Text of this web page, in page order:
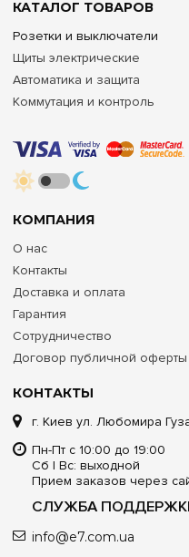
КОНТАКТЫ
г. Киев ул. Любомира
Пн-Пт с 10:00 до 19:00
Сб | Вс: выходной
Прием заказов через
СЛУЖБА
info@e7.com.ua
КОМПАНИЯ
О нас
Контакты
Доставка и оплата
Гарантия
Сотрудничество
Договор публичной оферты
КАТАЛОГ ТОВАРОВ
Розетки и выключатели
Щиты электрические
Автоматика и защита
Коммутация и контроль